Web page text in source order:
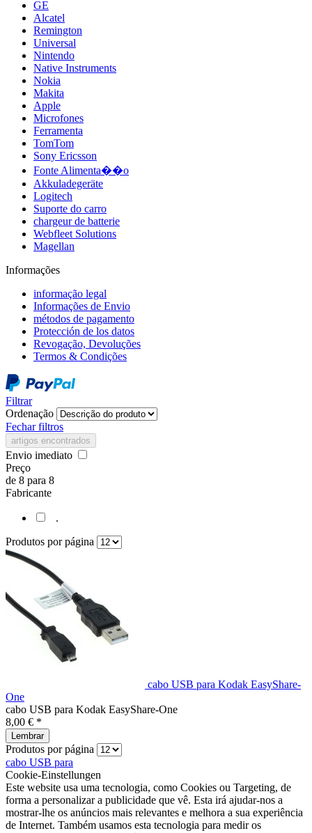
GE
Alcatel
Remington
Universal
Nintendo
Native Instruments
Nokia
Makita
Apple
Microfones
Ferramenta
TomTom
Sony Ericsson
Fonte Alimenta��o
Akkuladegeräte
Logitech
Suporte do carro
chargeur de batterie
Webfleet Solutions
Magellan
Informações
informação legal
Informações de Envio
métodos de pagamento
Protección de los datos
Revogação, Devoluções
Termos & Condições
Filtrar
Ordenação
Fechar filtros
artigos encontrados
Envio imediato
Preço
de 8 para 8
Fabricante
.
Produtos por página
cabo USB para Kodak EasyShare-
One
cabo USB para Kodak EasyShare-One
8,00 € *
Lembrar
Produtos por página
cabo USB para
Cookie-Einstellungen
Este website usa uma tecnologia, como Cookies ou Targeting, de
forma a personalizar a publicidade que vê. Esta irá ajudar-nos a
mostrar-lhe os anúncios mais relevantes e melhora a sua experiência
de Internet. Também usamos esta tecnologia para medir os